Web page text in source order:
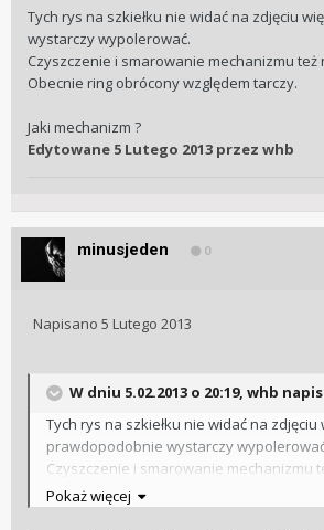
Tych rys na szkiełku nie widać na zdjęciu
wystarczy wypolerować.
Czyszczenie i smarowanie mechanizmu
Obecnie ring obrócony względem tarczy.
Jaki mechanizm ?
Edytowane 5 Lutego 2013 przez whb
minusjeden 0
Napisano 5 Lutego 2013
W dniu 5.02.2013 o 20:19, whb
Tych rys na szkiełku nie widać na zdjęciu
prawdopodobnie wystarczy
Czyszczenie i smarowanie mechanizmu
problemu.
Obecnie ring obrócony względem tarczy.
Pokaż więcej